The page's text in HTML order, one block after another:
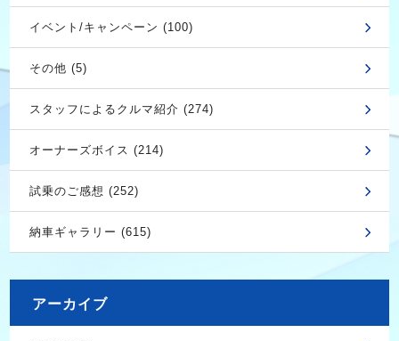
イベント/キャンペーン (100)
その他 (5)
スタッフによるクルマ紹介 (274)
オーナーズボイス (214)
試乗のご感想 (252)
納車ギャラリー (615)
アーカイブ